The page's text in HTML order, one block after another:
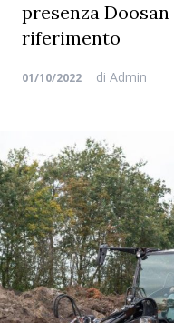
presenza
riferimento
01/10/2022 di Admin